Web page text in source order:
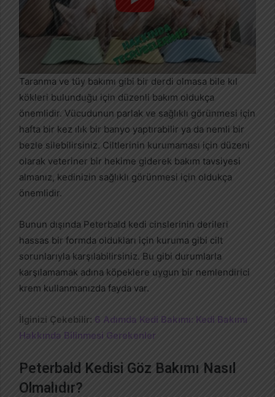
Taranma ve tüy bakımı gibi bir derdi olmasa bile kıl
kökleri bulunduğu için düzenli bakım oldukça
önemlidir. Vücudunun parlak ve sağlıklı görünmesi için
hafta bir kez ılık bir banyo yaptırabilir ya da nemli bir
bezle silebilirsiniz. Ciltlerinin kurumaması için düzeni
olarak veteriner bir hekime giderek bakım tavsiyesi
almanız, kedinizin sağlıklı görünmesi için oldukça
önemlidir.
Bunun dışında Peterbald kedi cinslerinin derileri
hassas bir formda oldukları için kuruma gibi cilt
sorunlarıyla karşılabilirsiniz. Bu gibi durumlarla
karşılamamak adına köpeklere uygun bir nemlendirici
krem kullanmanızda fayda var.
İlginizi Çekebilir: 6 Adımda Kedi Bakımı: Kedi Bakımı
Hakkında Bilinmesi Gerekenler
Peterbald Kedisi Göz Bakımı Nasıl
Olmalıdır?